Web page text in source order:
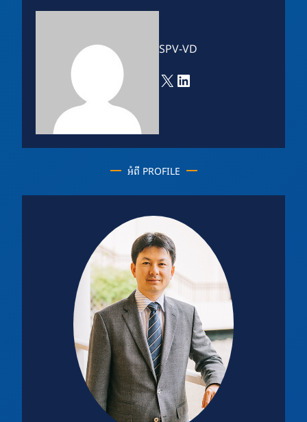
SPV-VD
X LinkedIn
អំពី PROFILE